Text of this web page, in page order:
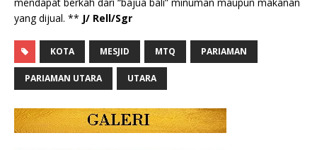
yang dijual. ** J/ Rell/Sgr
KOTA MESJID MTQ PARIAMAN
PARIAMAN UTARA UTARA